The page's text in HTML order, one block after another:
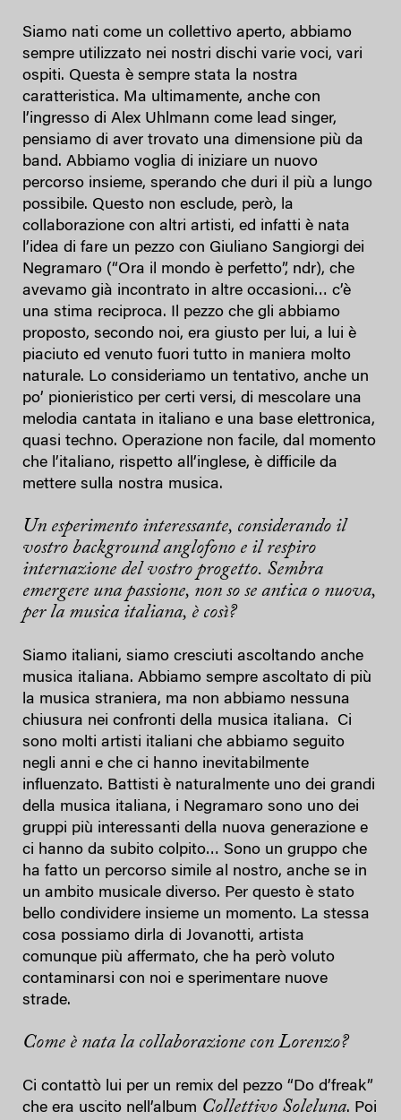
Siamo nati come un collettivo aperto, abbiamo
sempre utilizzato nei nostri dischi varie voci, vari
ospiti. Questa è sempre stata la nostra
caratteristica. Ma ultimamente, anche con
l’ingresso di Alex Uhlmann come lead singer,
pensiamo di aver trovato una dimensione più da
band. Abbiamo voglia di iniziare un nuovo
percorso insieme, sperando che duri il più a lungo
possibile. Questo non esclude, però, la
collaborazione con altri artisti, ed infatti è nata
l’idea di fare un pezzo con Giuliano Sangiorgi dei
Negramaro (“Ora il mondo è perfetto”, ndr), che
avevamo già incontrato in altre occasioni… c’è
una stima reciproca. Il pezzo che gli abbiamo
proposto, secondo noi, era giusto per lui, a lui è
piaciuto ed venuto fuori tutto in maniera molto
naturale. Lo consideriamo un tentativo, anche un
po’ pionieristico per certi versi, di mescolare una
melodia cantata in italiano e una base elettronica,
quasi techno. Operazione non facile, dal momento
che l’italiano, rispetto all’inglese, è difficile da
mettere sulla nostra musica.
Un esperimento interessante, considerando il
vostro background anglofono e il respiro
internazione del vostro progetto. Sembra
emergere una passione, non so se antica o nuova,
per la musica italiana, è così?
Siamo italiani, siamo cresciuti ascoltando anche
musica italiana. Abbiamo sempre ascoltato di più
la musica straniera, ma non abbiamo nessuna
chiusura nei confronti della musica italiana. Ci
sono molti artisti italiani che abbiamo seguito
negli anni e che ci hanno inevitabilmente
influenzato. Battisti è naturalmente uno dei grandi
della musica italiana, i Negramaro sono uno dei
gruppi più interessanti della nuova generazione e
ci hanno da subito colpito… Sono un gruppo che
ha fatto un percorso simile al nostro, anche se in
un ambito musicale diverso. Per questo è stato
bello condividere insieme un momento. La stessa
cosa possiamo dirla di Jovanotti, artista
comunque più affermato, che ha però voluto
contaminarsi con noi e sperimentare nuove
strade.
Come è nata la collaborazione con Lorenzo?
Ci contattò lui per un remix del pezzo “Do d’freak”
che era uscito nell’album Collettivo Soleluna. Poi